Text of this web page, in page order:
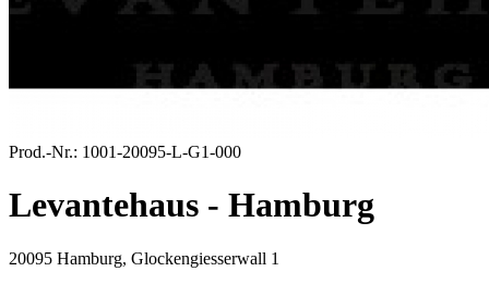
Prod.-Nr.: 1001-20095-L-G1-000
Levantehaus - Hamburg
20095 Hamburg, Glockengiesserwall 1